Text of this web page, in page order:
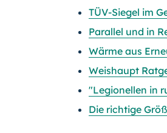
TÜV-Siegel im
Parallel und in
Wärme aus
Weishaupt
"Legionellen in
Die richtige